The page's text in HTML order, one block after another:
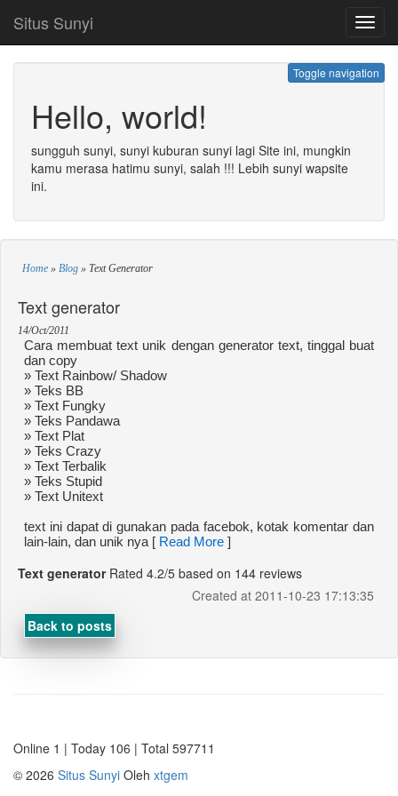
Situs Sunyi
Toggle navigation
Hello, world!
sungguh sunyi, sunyi kuburan sunyi lagi Site ini, mungkin
kamu merasa hatimu sunyi, salah !!! Lebih sunyi wapsite
ini.
Home » Blog » Text Generator
Text generator
14/Oct/2011
Cara membuat text unik dengan generator text, tinggal buat
dan copy
» Text Rainbow/ Shadow
» Teks BB
» Text Fungky
» Teks Pandawa
» Text Plat
» Teks Crazy
» Text Terbalik
» Teks Stupid
» Text Unitext
text ini dapat di gunakan pada facebok, kotak komentar dan
lain-lain, dan unik nya [ Read More ]
Text generator Rated 4.2/5 based on 144 reviews
Created at 2011-10-23 17:13:35
Back to posts
Online 1 | Today 106 | Total 597711
© 2026 Situs Sunyi Oleh xtgem